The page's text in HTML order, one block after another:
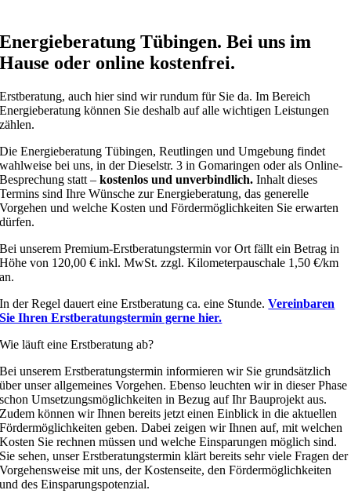
Energieberatung Tübingen. Bei uns im
Hause oder online kostenfrei.
Erstberatung, auch hier sind wir rundum für Sie da. Im Bereich
Energieberatung können Sie deshalb auf alle wichtigen Leistungen
zählen.
Die Energieberatung Tübingen, Reutlingen und Umgebung findet
wahlweise bei uns, in der Dieselstr. 3 in Gomaringen oder als Online-
Besprechung statt –kostenlos und unverbindlich. Inhalt dieses
Termins sind Ihre Wünsche zur Energieberatung, das generelle
Vorgehen und welche Kosten und Fördermöglichkeiten Sie erwarten
dürfen.
Bei unserem Premium-Erstberatungstermin vor Ort fällt ein Betrag in
Höhe von 120,00 € inkl. MwSt. zzgl. Kilometerpauschale 1,50 €/km
an.
In der Regel dauert eine Erstberatung ca. eine Stunde.Vereinbaren
Sie Ihren Erstberatungstermin gerne hier.
Wie läuft eine Erstberatung ab?
Bei unserem Erstberatungstermin informieren wir Sie grundsätzlich
über unser allgemeines Vorgehen. Ebenso leuchten wir in dieser Phase
schon Umsetzungsmöglichkeiten in Bezug auf Ihr Bauprojekt aus.
Zudem können wir Ihnen bereits jetzt einen Einblick in die aktuellen
Fördermöglichkeiten geben. Dabei zeigen wir Ihnen auf, mit welchen
Kosten Sie rechnen müssen und welche Einsparungen möglich sind.
Sie sehen, unser Erstberatungstermin klärt bereits sehr viele Fragen der
Vorgehensweise mit uns, der Kostenseite, den Fördermöglichkeiten
und des Einsparungspotenzial.